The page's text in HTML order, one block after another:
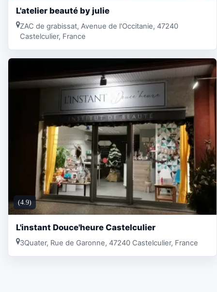
L'atelier beauté by julie
ZAC de grabissat, Avenue de l'Occitanie, 47240
Castelculier, France
(4.9)
L'instant Douce'heure Castelculier
3Quater, Rue de Garonne, 47240 Castelculier, France